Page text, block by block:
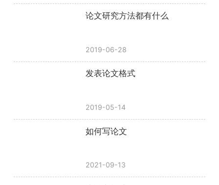
论文研究方法都有什么
2019-06-28
发表论文格式
2019-05-14
如何写论文
2021-09-13